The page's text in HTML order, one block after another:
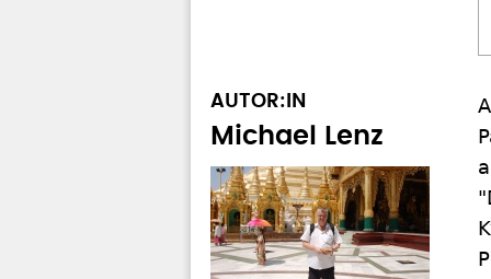
AUTOR:IN
Michael Lenz